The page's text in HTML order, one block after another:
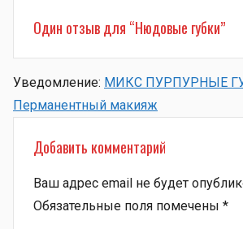
Один отзыв для “Нюдовые губки”
Уведомление: МИКС ПУРПУРНЫЕ
Перманентный макияж
Добавить комментарий
Ваш адрес email не будет
Обязательные поля помечены *